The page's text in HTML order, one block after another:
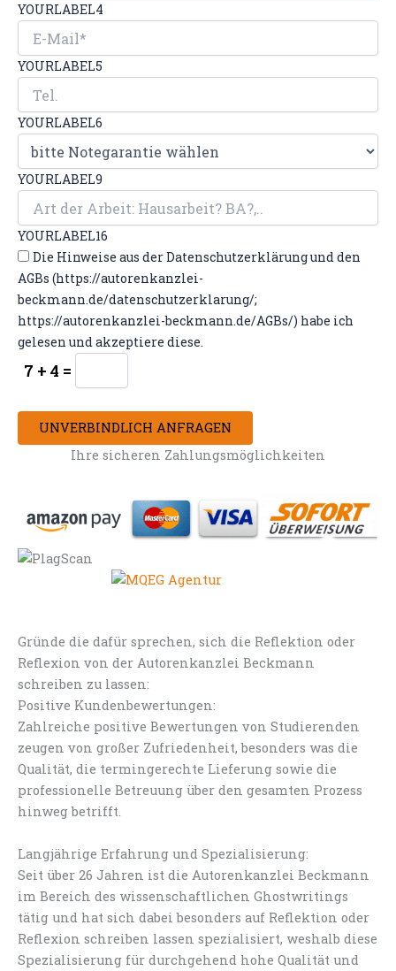
YOURLABEL4
YOURLABEL5
YOURLABEL6
YOURLABEL9
YOURLABEL16
Die Hinweise aus der Datenschutzerklärung und den
AGBs (https://autorenkanzlei-
beckmann.de/datenschutzerklarung/;
https://autorenkanzlei-beckmann.de/AGBs/) habe ich
gelesen und akzeptiere diese.
7 + 4 =
UNVERBINDLICH ANFRAGEN
Ihre sicheren Zahlungsmöglichkeiten
Gründe die dafür sprechen, sich die Reflektion oder
Reflexion von der Autorenkanzlei Beckmann
schreiben zu lassen:
Positive Kundenbewertungen:
Zahlreiche positive Bewertungen von Studierenden
zeugen von großer Zufriedenheit, besonders was die
Qualität, die termingerechte Lieferung sowie die
professionelle Betreuung über den gesamten Prozess
hinweg betrifft.
Langjährige Erfahrung und Spezialisierung:
Seit über 26 Jahren ist die Autorenkanzlei Beckmann
im Bereich des wissenschaftlichen Ghostwritings
tätig und hat sich dabei besonders auf Reflektion oder
Reflexion schreiben lassen spezialisiert, weshalb diese
Spezialisierung für durchgehend hohe Qualität und